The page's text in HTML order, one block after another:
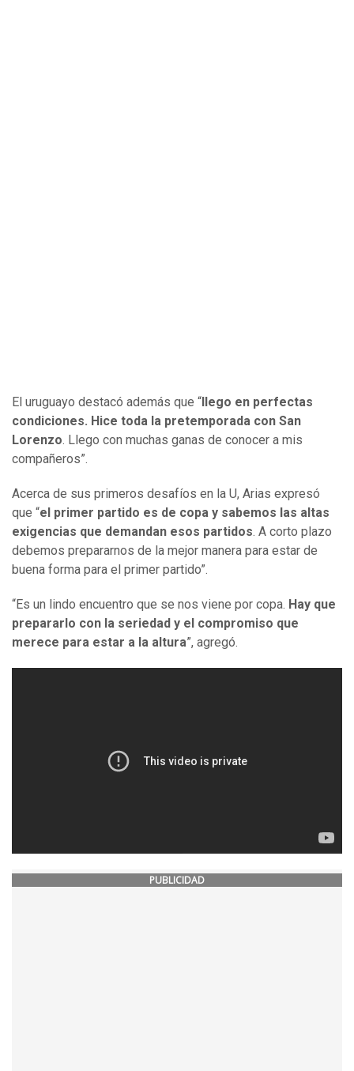
El uruguayo destacó además que “llego en perfectas
condiciones. Hice toda la pretemporada con San
Lorenzo . Llego con muchas ganas de conocer a mis
compañeros”.
Acerca de sus primeros desafíos en la U, Arias expresó
que “el primer partido es de copa y sabemos las altas
exigencias que demandan esos partidos . A corto plazo
debemos prepararnos de la mejor manera para estar de
buena forma para el primer partido”.
“Es un lindo encuentro que se nos viene por copa. Hay que
prepararlo con la seriedad y el compromiso que
merece para estar a la altura”, agregó.
PUBLICIDAD